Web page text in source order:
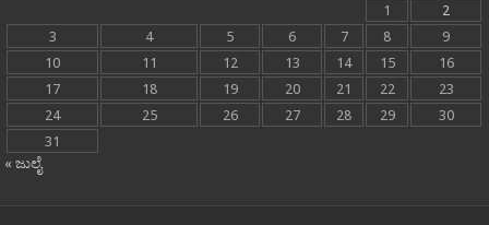
1
2
3
4 5 6 7 8
9
10
11 12 13 14 15
16
17
18 19 20 21 22
23
24
25 26 27 28 29
30
31
« ಜುಲೈ